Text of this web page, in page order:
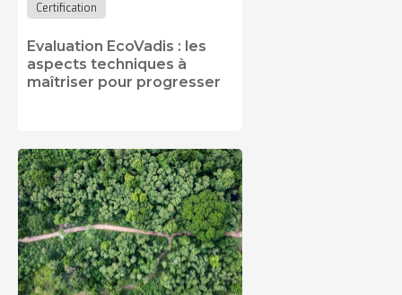
Certification
Evaluation EcoVadis : les
aspects techniques à
maîtriser pour progresser